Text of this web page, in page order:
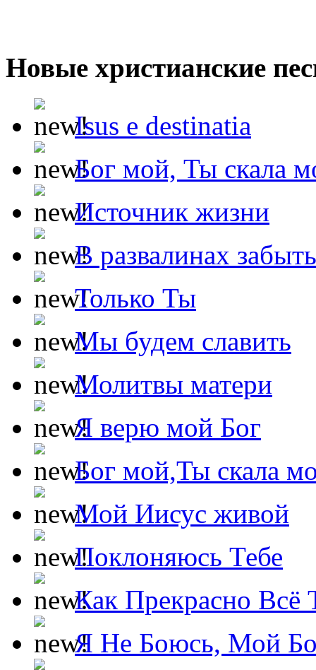
Новые христианские
Isus e destinatia
Бог мой, Ты скала
Источник жизни
В развалинах
Только Ты
Мы будем славить
Молитвы матери
Я верю мой Бог
Бог мой,Ты скала
Мой Иисус живой
Поклоняюсь Тебе
Как Прекрасно Всё
Я Не Боюсь, Мой